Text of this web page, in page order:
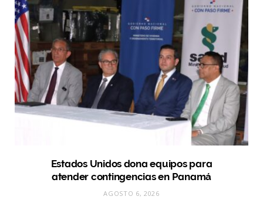
Estados Unidos dona equipos para
atender contingencias en Panamá
AGOSTO 6, 2026